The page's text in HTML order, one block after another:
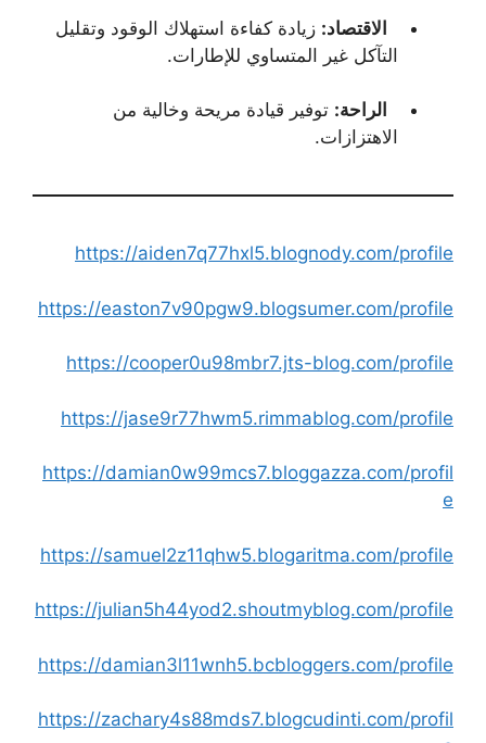
الاقتصاد: زيادة كفاءة استهلاك الوقود وتقليل
التآكل غير المتساوي للإطارات.
الراحة: توفير قيادة مريحة وخالية من
الاهتزازات.
https://aiden7q77hxl5.blognody.com/profile
https://easton7v90pgw9.blogsumer.com/profile
https://cooper0u98mbr7.jts-blog.com/profile
https://jase9r77hwm5.rimmablog.com/profile
https://damian0w99mcs7.bloggazza.com/profil
e
https://samuel2z11qhw5.blogaritma.com/profile
https://julian5h44yod2.shoutmyblog.com/profile
https://damian3l11wnh5.bcbloggers.com/profile
https://zachary4s88mds7.blogcudinti.com/profil